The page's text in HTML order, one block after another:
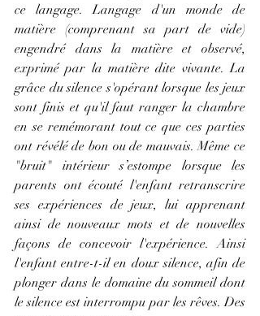
ce langage. Langage d'un monde de
matière (comprenant sa part de vide)
engendré dans la matière et observé,
exprimé par la matière dite vivante. La
grâce du silence s'opérant lorsque les jeux
sont finis et qu'il faut ranger la chambre
en se remémorant tout ce que ces parties
ont révélé de bon ou de mauvais. Même ce
"bruit" intérieur s’estompe lorsque les
parents ont écouté l'enfant retranscrire
ses expériences de jeux, lui apprenant
ainsi de nouveaux mots et de nouvelles
façons de concevoir l'expérience. Ainsi
l'enfant entre-t-il en doux silence, afin de
plonger dans le domaine du sommeil dont
le silence est interrompu par les rêves. Des